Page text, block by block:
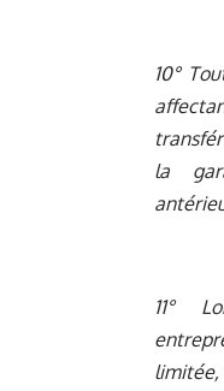
10°
la
11°